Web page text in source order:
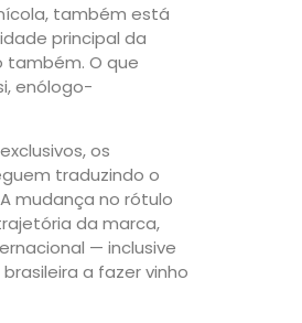
também está
principal da
também. O que
enólogo-
os
traduzindo o
mudança no rótulo
da marca,
— inclusive
a fazer vinho